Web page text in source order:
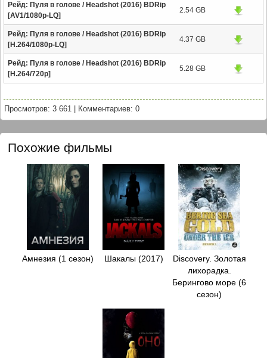
Рейд: Пуля в голове / Headshot (2016) BDRip
[AV1/1080p-LQ]
2.54 GB
Рейд: Пуля в голове / Headshot (2016) BDRip
[H.264/1080p-LQ]
4.37 GB
Рейд: Пуля в голове / Headshot (2016) BDRip
[H.264/720p]
5.28 GB
Просмотров: 3 661 Комментариев: 0
Похожие фильмы
Амнезия (1 сезон) Шакалы (2017)
Discovery. Золотая
лихорадка.
Берингово море (6
сезон)